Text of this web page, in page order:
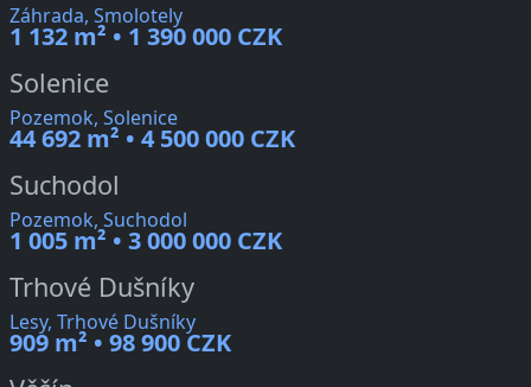
Záhrada, Smolotely
1 132 m² • 1 390 000 CZK
Solenice
Pozemok, Solenice
44 692 m² • 4 500 000 CZK
Suchodol
Pozemok, Suchodol
1 005 m² • 3 000 000 CZK
Trhové Dušníky
Lesy, Trhové Dušníky
909 m² • 98 900 CZK